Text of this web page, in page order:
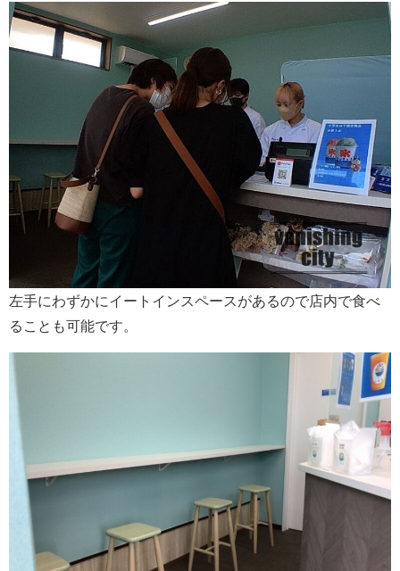
左手にわずかにイートインスペースがあるので店内で食べ
ることも可能です。